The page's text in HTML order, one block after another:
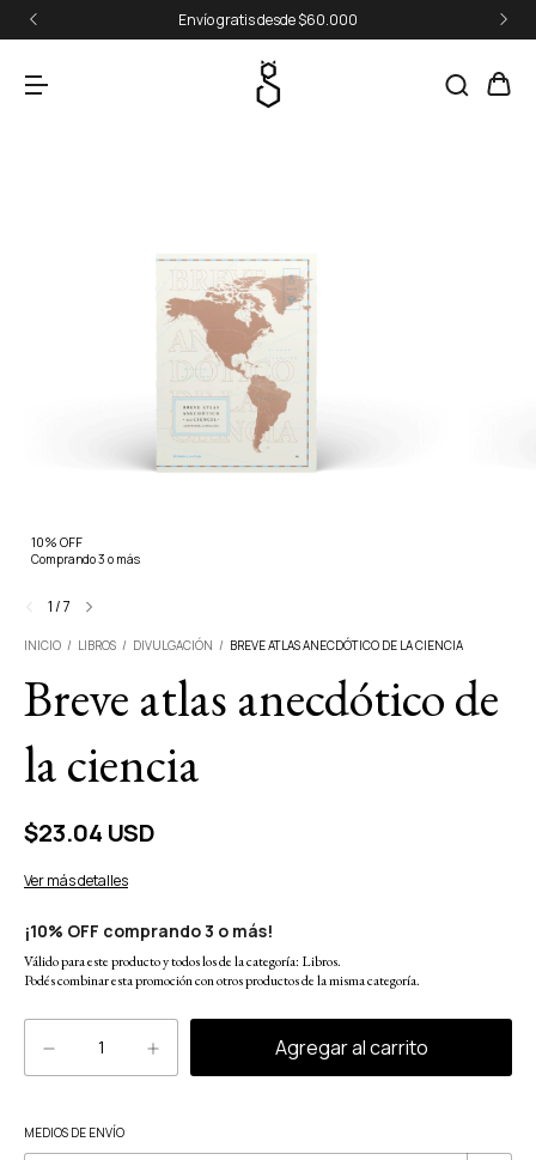
Envío gratis desde $60.000
10% OFF
Comprando 3 o más
1/7
INICIO / LIBROS / DIVULGACIÓN / BREVE ATLAS ANECDÓTICO DE LA CIENCIA
Breve atlas anecdótico de
la ciencia
$23.04 USD
Ver más detalles
¡10% OFF comprando 3 o más!
Válido para este producto y todos los de la categoría: Libros.
Podés combinar esta promoción con otros productos de la misma categoría.
Entregas para el CP:
MEDIOS DE ENVÍO